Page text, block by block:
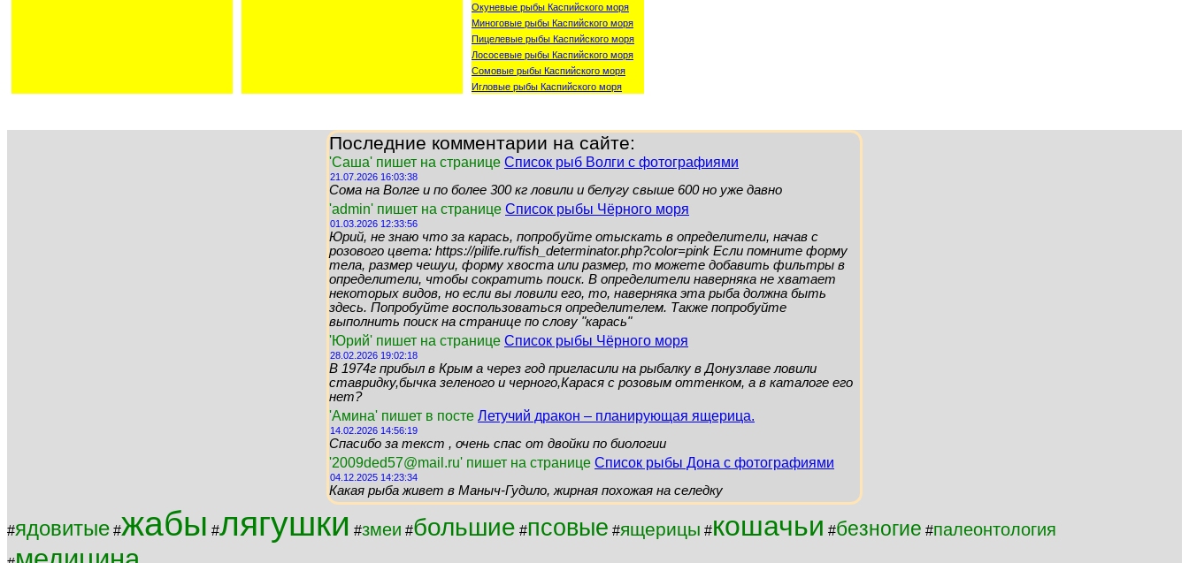
Окуневые рыбы Каспийского моря
Миноговые рыбы Каспийского моря
Пицелевые рыбы Каспийского моря
Лососевые рыбы Каспийского моря
Сомовые рыбы Каспийского моря
Игловые рыбы Каспийского моря
Последние комментарии на сайте:
'Саша' пишет на странице Список рыб Волги с фотографиями
21.07.2026 16:03:38
Сома на Волге и по более 300 кг ловили и белугу свыше 600 но уже давно
'admin' пишет на странице Список рыбы Чёрного моря
01.03.2026 12:33:56
Юрий, не знаю что за карась, попробуйте отыскать в определители, начав с
розового цвета: https://pilife.ru/fish_determinator.php?color=pink Если помните форму
тела, размер чешуи, форму хвоста или размер, то можете добавить фильтры в
определители, чтобы сократить поиск. В определители наверняка не хватает
некоторых видов, но если вы ловили его, то, наверняка эта рыба должна быть
здесь. Попробуйте воспользоваться определителем. Также попробуйте
выполнить поиск на странице по слову "карась"
'Юрий' пишет на странице Список рыбы Чёрного моря
28.02.2026 19:02:18
В 1974г прибыл в Крым а через год пригласили на рыбалку в Донузлаве ловили
ставридку,бычка зеленого и черного,Карася с розовым оттенком, а в каталоге его
нет?
'Амина' пишет в посте Летучий дракон – планирующая ящерица.
14.02.2026 14:56:19
Спасибо за текст , очень спас от двойки по биологии
'2009ded57@mail.ru' пишет на странице Список рыбы Дона с фотографиями
04.12.2025 14:23:34
Какая рыба живет в Маныч-Гудило, жирная похожая на селедку
#ядовитые #жабы #лягушки #змеи #большие #псовые #ящерицы #кошачьи #безногие #палеонтология